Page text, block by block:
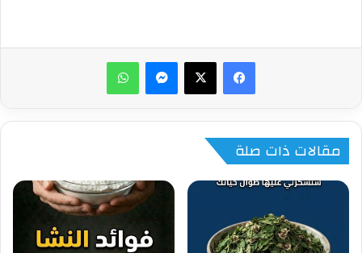
ماسنجر واتساب
مقالات ذات صلة